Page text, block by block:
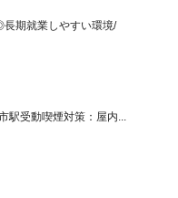
期就業しやすい環境/
受動喫煙対策：屋内...